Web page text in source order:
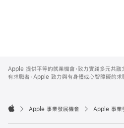
Footer
Apple 提供平等的就業機會，致力實踐多元共融
有求職者。Apple 致力與有身體或心智障礙的求

Apple 事業發展機會 Apple 事業